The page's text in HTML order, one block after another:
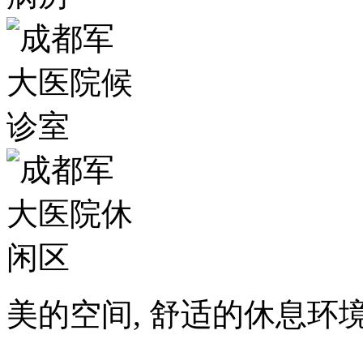
美的空间, 舒适的休息环